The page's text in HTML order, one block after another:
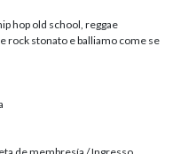
hop old school, reggae
rock stonato e balliamo come se